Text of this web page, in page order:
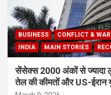
BUSINESS CONFLICT & WAR
INDIA
MAIN STORIES
सेंसेक्स 2000 अंकों से ज्यादा
तेल की कीमतों और US-ईरान